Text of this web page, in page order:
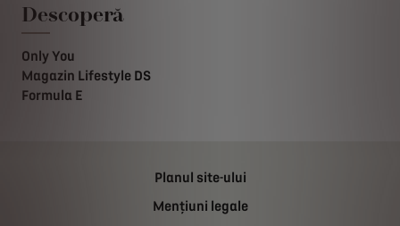
Descoperă
Only You
Magazin Lifestyle DS
Formula E
Planul site-ului
Mențiuni legale